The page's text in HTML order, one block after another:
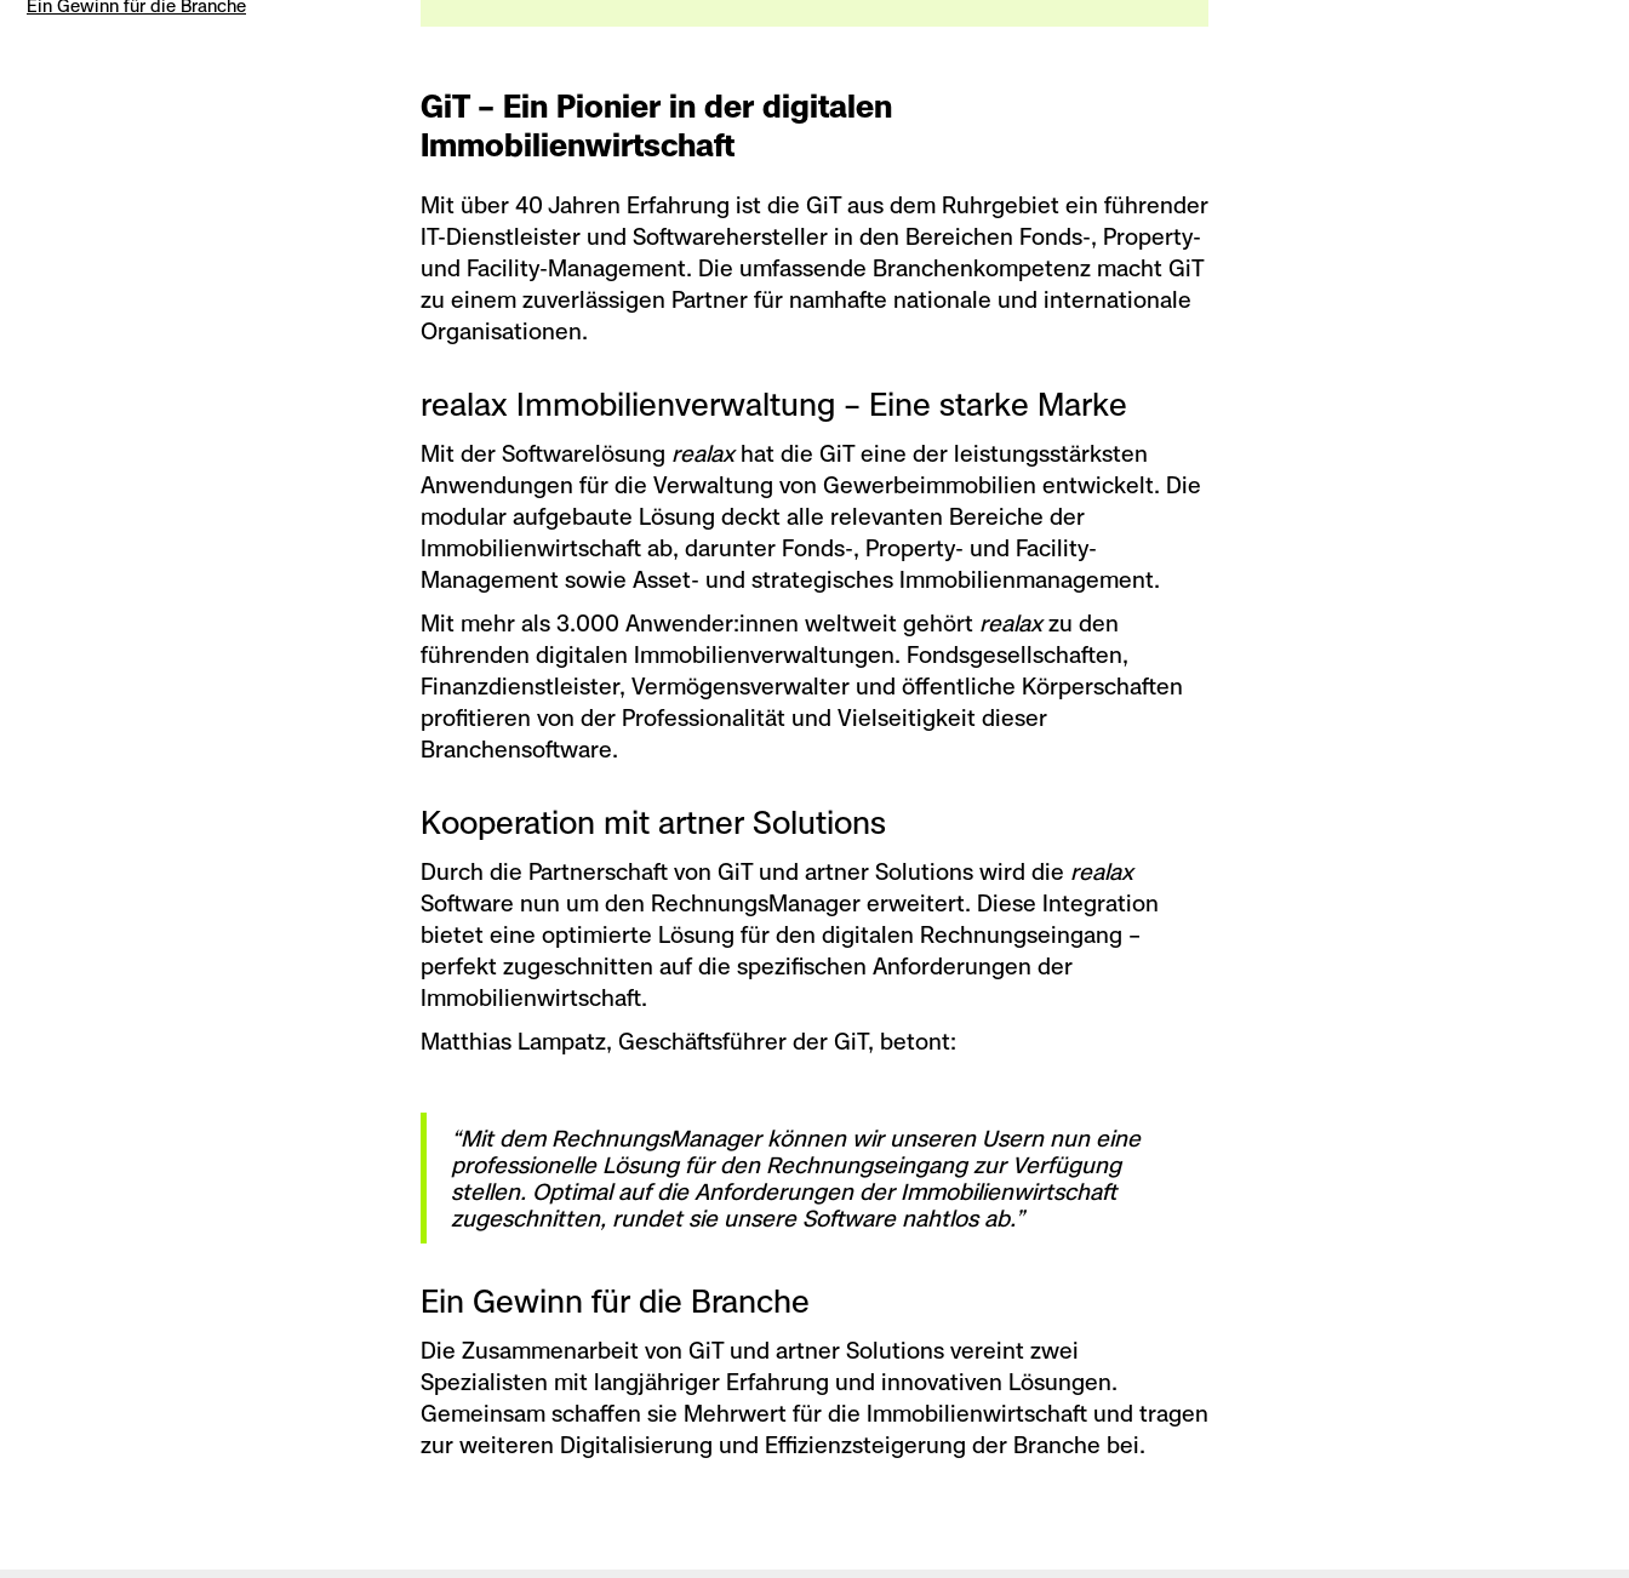
Ein Gewinn für die Branche
GiT – Ein Pionier in der digitalen
Immobilienwirtschaft
Mit über 40 Jahren Erfahrung ist die GiT aus dem Ruhrgebiet ein führender
IT-Dienstleister und Softwarehersteller in den Bereichen Fonds-, Property-
und Facility-Management. Die umfassende Branchenkompetenz macht GiT
zu einem zuverlässigen Partner für namhafte nationale und internationale
Organisationen.
realax Immobilienverwaltung – Eine starke Marke
Mit der Softwarelösung realaxhat die GiT eine der leistungsstärksten
Anwendungen für die Verwaltung von Gewerbeimmobilien entwickelt. Die
modular aufgebaute Lösung deckt alle relevanten Bereiche der
Immobilienwirtschaft ab, darunter Fonds-, Property- und Facility-
Management sowie Asset- und strategisches Immobilienmanagement.
Mit mehr als 3.000 Anwender:innen weltweit gehört realaxzu den
führenden digitalen Immobilienverwaltungen. Fondsgesellschaften,
Finanzdienstleister, Vermögensverwalter und öffentliche Körperschaften
profitieren von der Professionalität und Vielseitigkeit dieser
Branchensoftware.
Kooperation mit artner Solutions
Durch die Partnerschaft von GiT und artner Solutions wird die realax
Software nun um den RechnungsManager erweitert. Diese Integration
bietet eine optimierte Lösung für den digitalen Rechnungseingang –
perfekt zugeschnitten auf die spezifischen Anforderungen der
Immobilienwirtschaft.
Matthias Lampatz, Geschäftsführer der GiT, betont:
“Mit dem RechnungsManager können wir unseren Usern nun eine
professionelle Lösung für den Rechnungseingang zur Verfügung
stellen. Optimal auf die Anforderungen der Immobilienwirtschaft
zugeschnitten, rundet sie unsere Software nahtlos ab.”
Ein Gewinn für die Branche
Die Zusammenarbeit von GiT und artner Solutions vereint zwei
Spezialisten mit langjähriger Erfahrung und innovativen Lösungen.
Gemeinsam schaffen sie Mehrwert für die Immobilienwirtschaft und tragen
zur weiteren Digitalisierung und Effizienzsteigerung der Branche bei.